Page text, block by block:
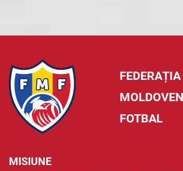
FEDERAȚIA
FOTBAL
MISIUNE